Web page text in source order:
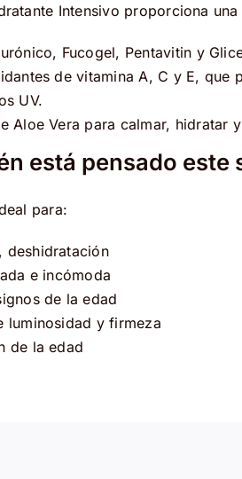
Intensivo proporciona
Fucogel, Pentavitin y
de vitamina A, C y E,
UV.
Aloe Vera para calmar, hidratar
está pensado este
para:
deshidratación
e incómoda
de la edad
luminosidad y firmeza
de la edad